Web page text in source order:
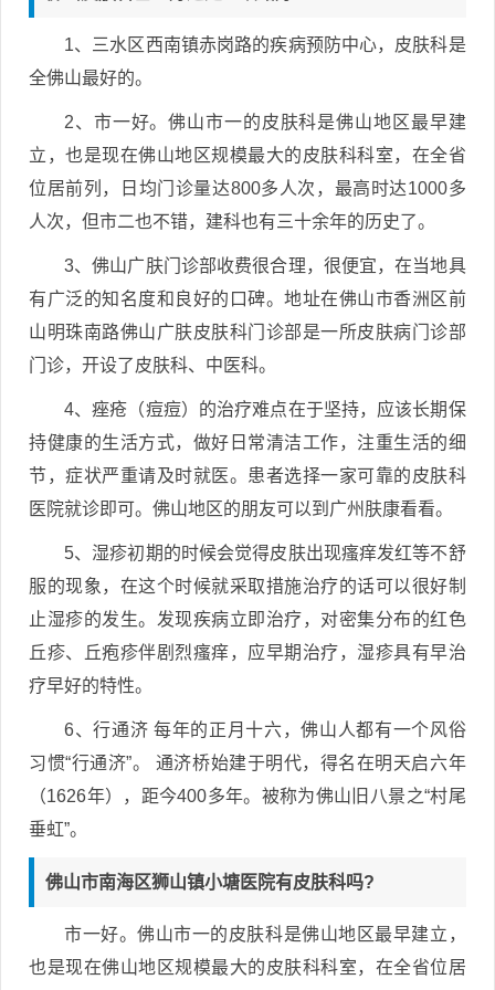
1、三水区西南镇赤岗路的疾病预防中心，皮肤科是
全佛山最好的。
2、市一好。佛山市一的皮肤科是佛山地区最早建
立，也是现在佛山地区规模最大的皮肤科科室，在全省
位居前列，日均门诊量达800多人次，最高时达1000多
人次，但市二也不错，建科也有三十余年的历史了。
3、佛山广肤门诊部收费很合理，很便宜，在当地具
有广泛的知名度和良好的口碑。地址在佛山市香洲区前
山明珠南路佛山广肤皮肤科门诊部是一所皮肤病门诊部
门诊，开设了皮肤科、中医科。
4、痤疮（痘痘）的治疗难点在于坚持，应该长期保
持健康的生活方式，做好日常清洁工作，注重生活的细
节，症状严重请及时就医。患者选择一家可靠的皮肤科
医院就诊即可。佛山地区的朋友可以到广州肤康看看。
5、湿疹初期的时候会觉得皮肤出现瘙痒发红等不舒
服的现象，在这个时候就采取措施治疗的话可以很好制
止湿疹的发生。发现疾病立即治疗，对密集分布的红色
丘疹、丘疱疹伴剧烈瘙痒，应早期治疗，湿疹具有早治
疗早好的特性。
6、行通济 每年的正月十六，佛山人都有一个风俗
习惯“行通济”。 通济桥始建于明代，得名在明天启六年
（1626年），距今400多年。被称为佛山旧八景之“村尾
垂虹”。
佛山市南海区狮山镇小塘医院有皮肤科吗?
市一好。佛山市一的皮肤科是佛山地区最早建立，
也是现在佛山地区规模最大的皮肤科科室，在全省位居